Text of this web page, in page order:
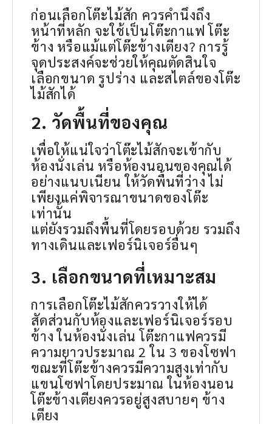
ก่อนเลือกโต๊ะไม้สัก ควรคำนึงถึง
หน้าที่หลัก จะใช้เป็นโต๊ะกาแฟ โต๊ะ
ข้าง หรือแม้แต่โต๊ะข้างเตียง? การรู้
จุดประสงค์จะช่วยให้คุณตัดสินใจ
เลือกขนาด รูปร่าง และสไตล์ของโต๊ะ
ไม้สักได้
2. วัดพื้นที่ของคุณ
เพื่อให้แน่ใจว่าโต๊ะไม้สักจะเข้ากับ
ห้องนั่งเล่น หรือห้องนอนของคุณได้
อย่างแนบเนียน ให้วัดพื้นที่ว่าง ไม่
เพียงแค่พิจารณาขนาดของโต๊ะ
เท่านั้น
แต่ยังรวมถึงพื้นที่โดยรอบด้วย รวมถึง
ทางเดินและเฟอร์นิเจอร์อื่นๆ
3. เลือกขนาดที่เหมาะสม
การเลือกโต๊ะไม้สักควรวางให้ได้
สัดส่วนกับห้องและเฟอร์นิเจอร์รอบ
ข้าง ในห้องนั่งเล่น โต๊ะกาแฟควรมี
ความยาวประมาณ 2 ใน 3 ของโซฟา
ขณะที่โต๊ะข้างควรมีความสูงเท่ากับ
แขนโซฟาโดยประมาณ ในห้องนอน
โต๊ะข้างเตียงควรอยู่สูงสบายๆ ข้าง
เตียง